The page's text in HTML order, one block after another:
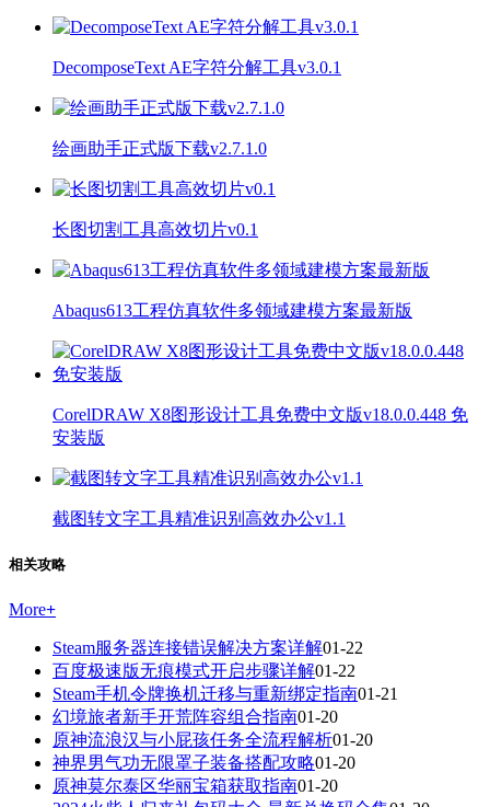
DecomposeText AE字符分解工具v3.0.1
绘画助手正式版下载v2.7.1.0
长图切割工具高效切片v0.1
Abaqus613工程仿真软件多领域建模方案最新版
CorelDRAW X8图形设计工具免费中文版v18.0.0.448 免
安装版
截图转文字工具精准识别高效办公v1.1
相关攻略
More+
Steam服务器连接错误解决方案详解01-22
百度极速版无痕模式开启步骤详解01-22
Steam手机令牌换机迁移与重新绑定指南01-21
幻境旅者新手开荒阵容组合指南01-20
原神流浪汉与小屁孩任务全流程解析01-20
神界男气功无限罩子装备搭配攻略01-20
原神莫尔泰区华丽宝箱获取指南01-20